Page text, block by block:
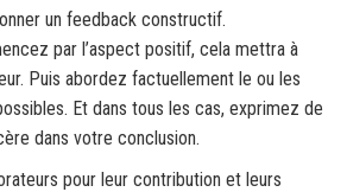
un feedback constructif.
par l’aspect positif, cela mettra à
Puis abordez factuellement le ou les
Et dans tous les cas, exprimez de
dans votre conclusion.
pour leur contribution et leurs